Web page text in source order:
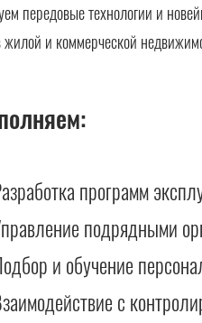
передовые технологии и
жилой и коммерческой
программ
подрядными
и обучение
с